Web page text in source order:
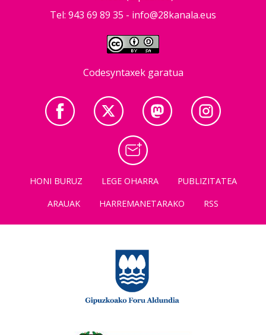
Tel: 943 69 89 35 - info@28kanala.eus
Codesyntaxek garatua
HONI BURUZ LEGE OHARRA
PUBLIZITATEA
ARAUAK
HARREMANETARAKO RSS